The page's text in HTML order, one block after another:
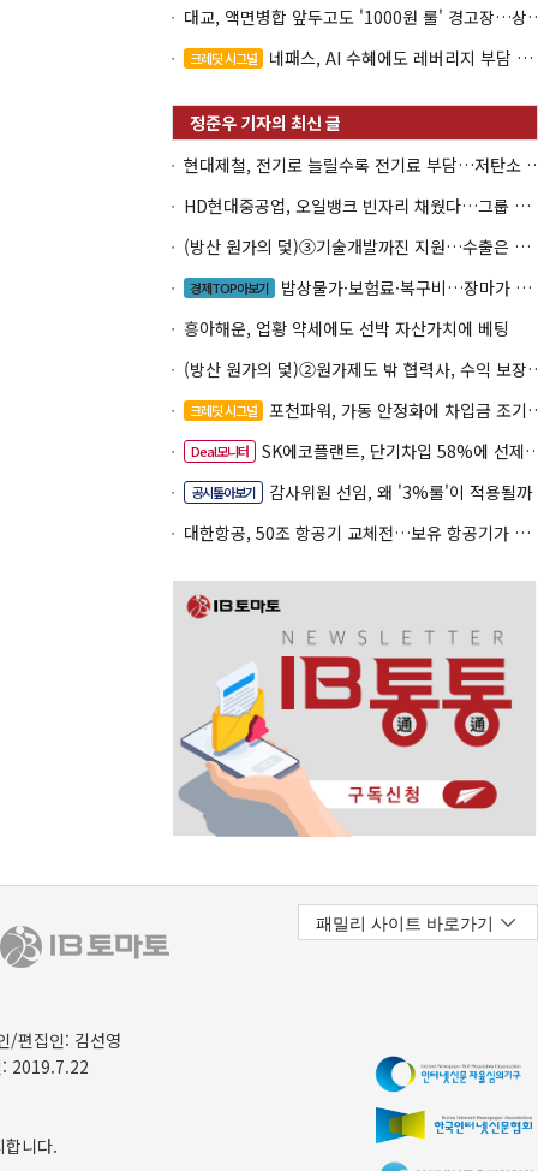
대교, 액면병합 앞두고
크레딧 시그널 네패스, AI 수혜에도 레버리지 부담 여전
현대제철, 전기로 늘릴수록
HD현대중공업, 오일뱅크 빈자리 채웠다…그룹 배당 핵심축 부상
(방산 원가의 덫)③기술개발까진 지원…수출은 각자도생
경제TOP아보기
밥상물가·보험료·복구비…장마가 내미는 청구서
흥아해운, 업황 약세에도 선박 자산가치에 베팅
(방산 원가의 덫)②원가제
크레딧 시그널 포천파워, 가동 안정화에 차입금 조기상환 속도
Deal모니터 SK에코플랜트, 단기차입 58%에 선제 차환 카드
공시톺아보기
감사위원 선임, 왜 '3%룰'이 적용될까
대한항공, 50조 항공기 교체전…보유 항공기가 조달 카드
/편집인: 김선영
2019.7.22
니다.